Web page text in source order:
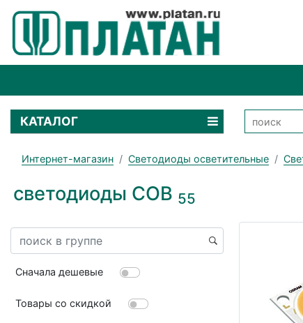
КАТАЛОГ
Интернет-магазин Светодиоды осветительные
светодиоды COB 55
Сначала дешевые
Товары со скидкой